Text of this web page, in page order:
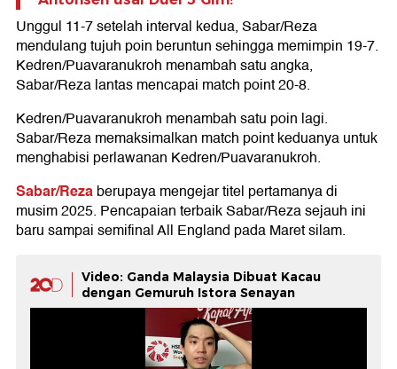
Unggul 11-7 setelah interval kedua, Sabar/Reza
mendulang tujuh poin beruntun sehingga memimpin 19-7.
Kedren/Puavaranukroh menambah satu angka,
Sabar/Reza lantas mencapai match point 20-8.
Kedren/Puavaranukroh menambah satu poin lagi.
Sabar/Reza memaksimalkan match point keduanya untuk
menghabisi perlawanan Kedren/Puavaranukroh.
Sabar/Rezaberupaya mengejar titel pertamanya di
musim 2025. Pencapaian terbaik Sabar/Reza sejauh ini
baru sampai semifinal All England pada Maret silam.
Video: Ganda Malaysia Dibuat Kacau
dengan Gemuruh Istora Senayan